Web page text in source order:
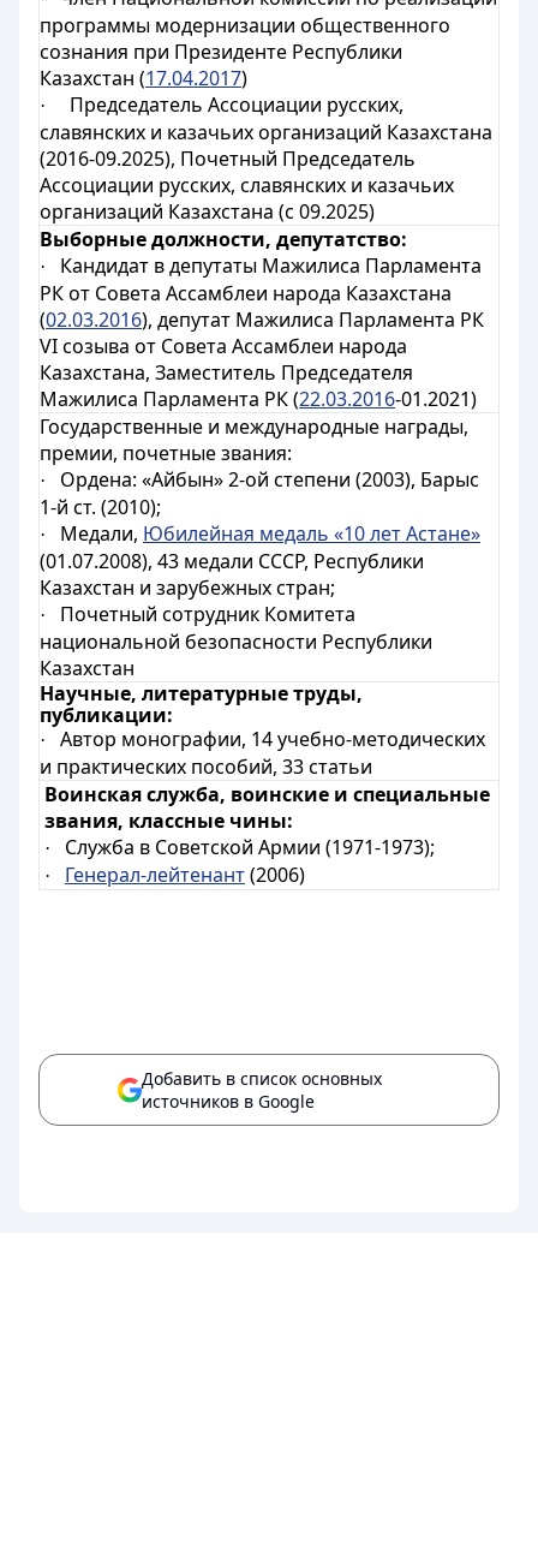
программы модернизации общественного
сознания при Президенте Республики
Казахстан (17.04.2017)
· Председатель Ассоциации русских,
славянских и казачьих организаций Казахстана
(2016-09.2025), Почетный Председатель
Ассоциации русских, славянских и казачьих
организаций Казахстана (с 09.2025)
Выборные должности, депутатство:
·
Кандидат в депутаты Мажилиса Парламента
РК от Совета Ассамблеи народа Казахстана
(02.03.2016), депутат Мажилиса Парламента РК
VI созыва от Совета Ассамблеи народа
Казахстана, Заместитель Председателя
Мажилиса Парламента РК (22.03.2016-01.2021)
Государственные и международные награды,
премии, почетные звания:
·
Ордена: «Айбын» 2-ой степени (2003), Барыс
1-й ст. (2010);
· Медали, Юбилейная медаль «10 лет Астане»
(01.07.2008), 43 медали СССР, Республики
Казахстан и зарубежных стран;
·
Почетный сотрудник Комитета
национальной безопасности Республики
Казахстан
Научные, литературные труды,
публикации:
·
Автор монографии, 14 учебно-методических
и практических пособий, 33 статьи
Воинская служба, воинские и специальные
звания, классные чины:
· Служба в Советской Армии (1971-1973);
· Генерал-лейтенант(2006)
Добавить в список основных
источников в Google